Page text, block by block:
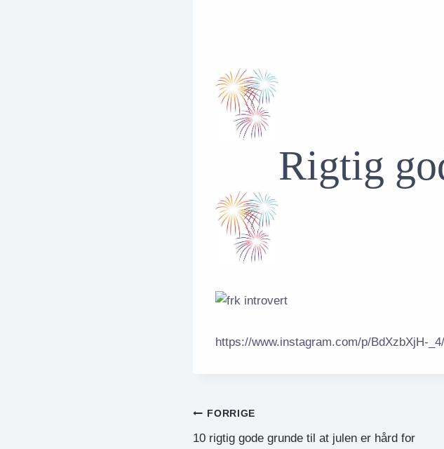
Rigtig
https://www.instagram.com/p/BdXzbXjH-_4/
Indlægsnavigation
FORRIGE
10 rigtig gode grunde til at julen er hård for